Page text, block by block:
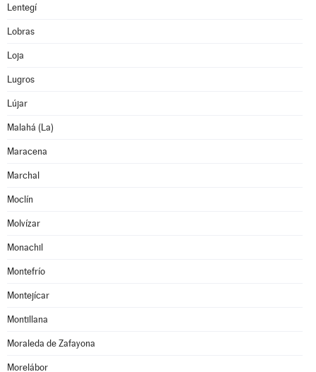
Lentegí
Lobras
Loja
Lugros
Lújar
Malahá (La)
Maracena
Marchal
Moclín
Molvízar
Monachil
Montefrío
Montejícar
Montillana
Moraleda de Zafayona
Morelábor